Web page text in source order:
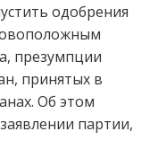
одобрения
презумпции
принятых в
Об этом
партии,